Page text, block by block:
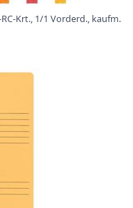
Krt., 1/1 Vorderd., kaufm.